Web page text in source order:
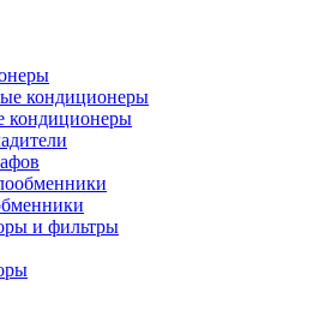
кондиционеры
кондиционеры
и фильтры